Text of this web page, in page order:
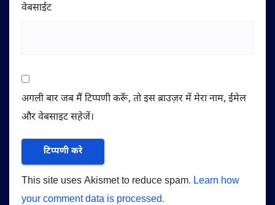
वेबसाईट
अगली बार जब मैं टिप्पणी करूँ, तो इस ब्राउज़र में मेरा नाम, ईमेल
और वेबसाइट सहेजें।
This site uses Akismet to reduce spam. Learn how
your comment data is processed.